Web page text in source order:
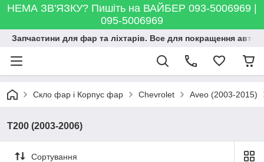
НЕМА ЗВ'ЯЗКУ? Пишіть на ВАЙБЕР 093-5006969 |
095-5006969
Запчастини для фар та ліхтарів. Все для покращення
Скло фар і Корпус фар Chevrolet Aveo (2003-2015)
T200 (2003-2006)
Сортування